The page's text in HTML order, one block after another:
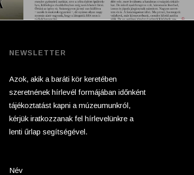
NEWSLETTER
Azok, akik a baráti kör keretében
szeretnének hírlevél formájában időnként
tájékoztatást kapni a múzeumunkról,
kérjük iratkozzanak fel hírlevelünkre a
lenti űrlap segítségével.
Név